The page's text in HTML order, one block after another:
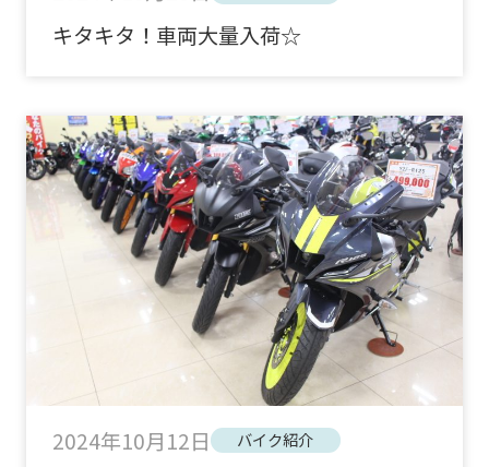
キタキタ！車両大量入荷☆
2024年10月12日 バイク紹介